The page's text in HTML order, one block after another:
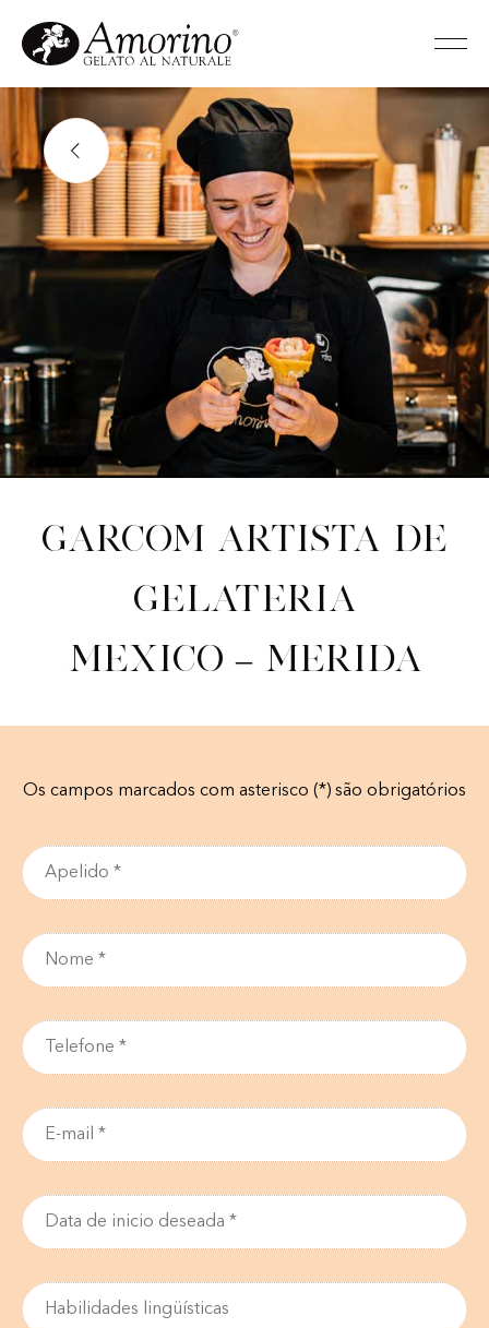
Garcom artista de
gelateria
Mexico – Merida
Os campos marcados com asterisco (*) são obrigatórios